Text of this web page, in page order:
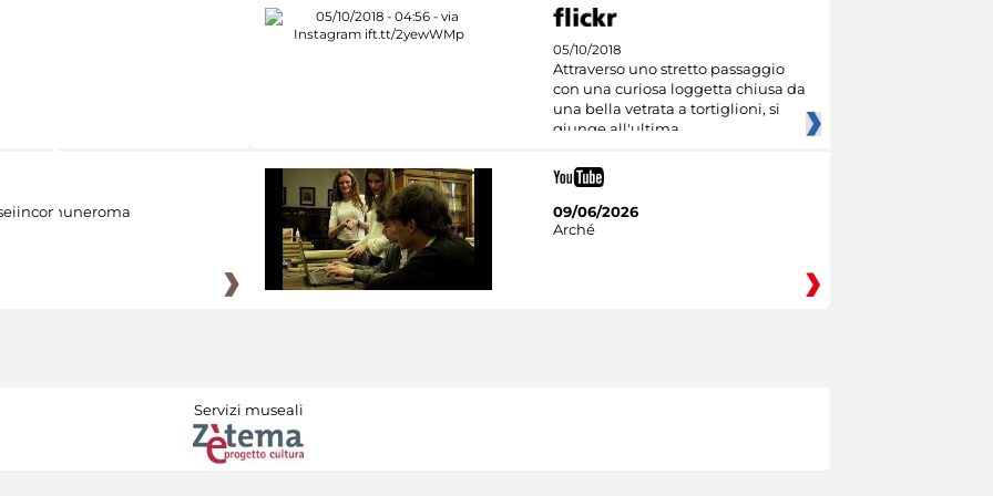
05/10/2018
Attraverso uno stretto passaggio
con una curiosa loggetta chiusa da
una bella vetrata a tortiglioni, si
giunge all'ultima
09/06/2026
Arché
Servizi museali